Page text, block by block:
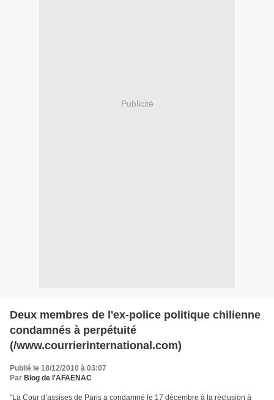
Publicité
Deux membres de l'ex-police politique chilienne
condamnés à perpétuité
(/www.courrierinternational.com)
Publié le 18/12/2010 à 03:07
Par Blog de l'AFAENAC
"La Cour d’assises de Paris a condamné le 17 décembre à la réclusion à